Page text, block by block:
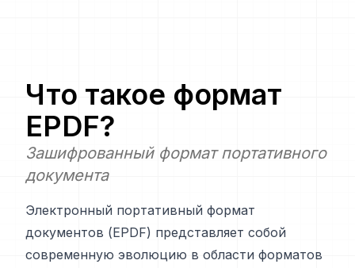
Что такое формат
EPDF?
Зашифрованный формат портативного
документа
Электронный портативный формат
документов (EPDF) представляет собой
современную эволюцию в области форматов